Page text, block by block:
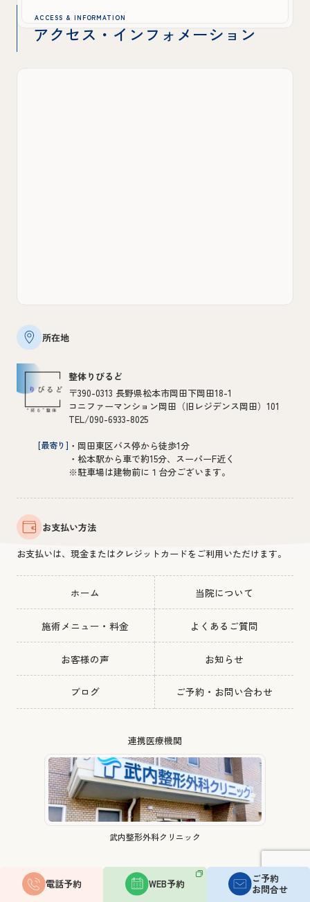
ご予約
お問合せ
WEB予約
電話予約
ACCESS & INFORMATION
アクセス・インフォメーション
所在地
整体りびるど
〒390-0313 長野県松本市岡田下岡田18-1
コニファーマンション岡田（旧レジデンス岡田）101
TEL/090-6933-8025
[最寄り] ・岡田東区バス停から徒歩1分
・松本駅から車で約15分、スーパーF近く
※駐車場は建物前に１台分ございます。
お支払い方法
お支払いは、現金またはクレジットカードをご利用いただけます。
ホーム 当院について
施術メニュー・料金 よくあるご質問
お客様の声 お知らせ
ブログ ご予約・お問い合わせ
連携医療機関
武内整形外科クリニック
整体りびるど公式